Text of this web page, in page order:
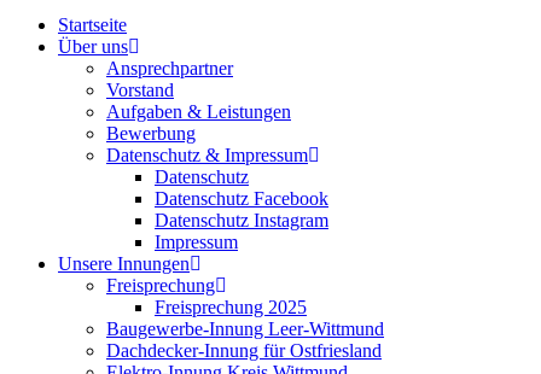
Startseite
Über uns
Ansprechpartner
Vorstand
Aufgaben & Leistungen
Bewerbung
Datenschutz & Impressum
Datenschutz
Datenschutz Facebook
Datenschutz Instagram
Impressum
Unsere Innungen
Freisprechung
Freisprechung 2025
Baugewerbe-Innung Leer-Wittmund
Dachdecker-Innung für Ostfriesland